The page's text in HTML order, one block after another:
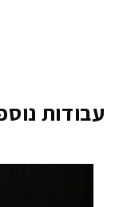
עבודות